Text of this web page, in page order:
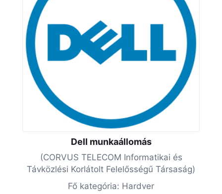
Dell munkaállomás
(CORVUS TELECOM Informatikai és
Távközlési Korlátolt Felelősségű Társaság)
Fő kategória: Hardver